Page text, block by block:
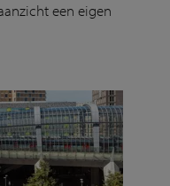
een eigen